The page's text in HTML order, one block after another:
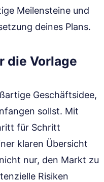
Meilensteine und
deines Plans.
die Vorlage
Geschäftsidee,
sollst. Mit
für Schritt
klaren Übersicht
nur, den Markt zu
Risiken